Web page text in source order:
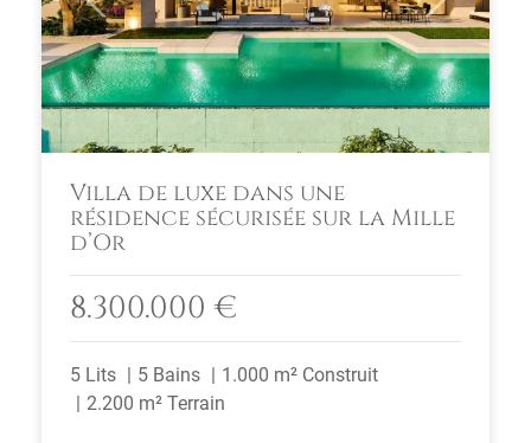
Villa de luxe dans une
résidence sécurisée sur la Mille
d’Or
8.300.000 €
5 Lits 5 Bains
1.000 m² Construit
2.200 m² Terrain